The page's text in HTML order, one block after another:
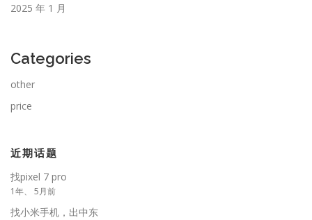
2025 年 1 月
Categories
other
price
近期话题
找pixel 7 pro
1年、 5月前
找小米手机，出中东